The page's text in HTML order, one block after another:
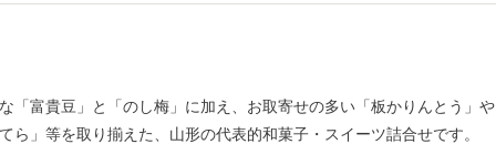
「富貴豆」と「のし梅」に加え、お取寄せの多い「板かりんとう」や
ら」等を取り揃えた、山形の代表的和菓子・スイーツ詰合せです。